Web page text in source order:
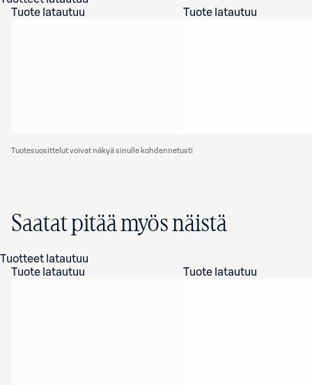
Tuote latautuu
Tuote latautuu
Tuotesuosittelut voivat näkyä sinulle kohdennetusti
Saatat pitää myös näistä
Tuotteet latautuu
Tuote latautuu
Tuote latautuu